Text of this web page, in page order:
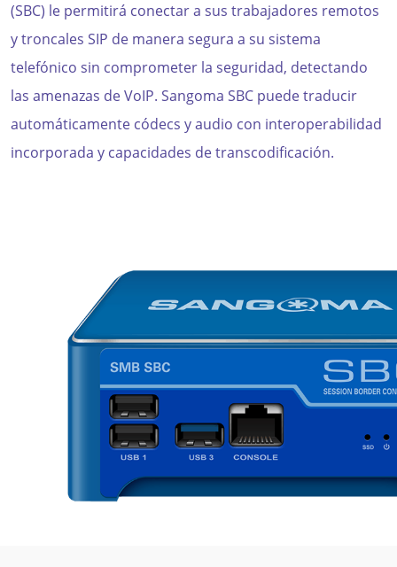
(SBC) le permitirá conectar a sus trabajadores remotos
y troncales SIP de manera segura a su sistema
telefónico sin comprometer la seguridad, detectando
las amenazas de VoIP. Sangoma SBC puede traducir
automáticamente códecs y audio con interoperabilidad
incorporada y capacidades de transcodificación.